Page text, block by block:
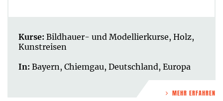
Kurse: Bildhauer- und Modellierkurse, Holz,
Kunstreisen
In: Bayern, Chiemgau, Deutschland, Europa
MEHR ERFAHREN